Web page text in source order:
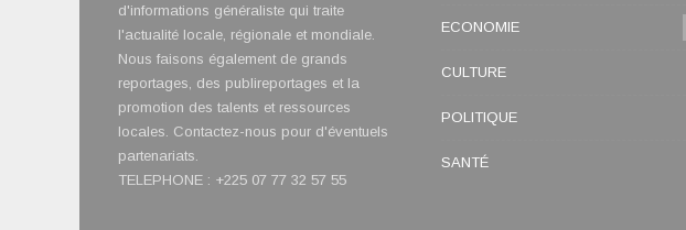
d'informations généraliste qui traite
l'actualité locale, régionale et mondiale.
Nous faisons également de grands
reportages, des publireportages et la
promotion des talents et ressources
locales. Contactez-nous pour d'éventuels
partenariats.
TELEPHONE : +225 07 77 32 57 55
ECONOMIE
CULTURE
POLITIQUE
SANTÉ